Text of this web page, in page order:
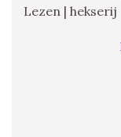
Lezen | hekserij